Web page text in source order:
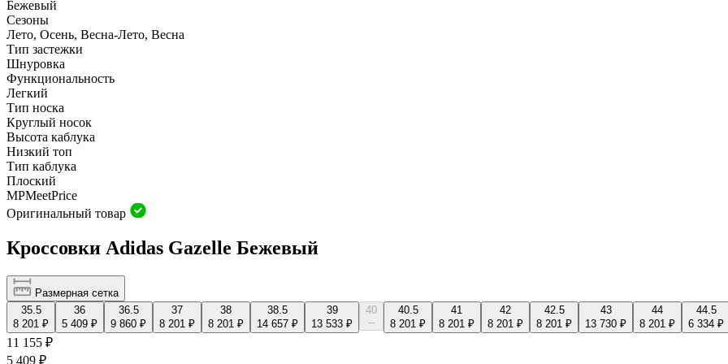
Бежевый
Сезоны
Лето, Осень, Весна-Лето, Весна
Тип застежки
Шнуровка
Функциональность
Легкий
Тип носка
Круглый носок
Высота каблука
Низкий топ
Тип каблука
Плоский
MPMeetPrice
Оригинальный товар
Кроссовки Adidas Gazelle Бежевый
Размерная сетка
35.5
8 201 ₽
36
5 409 ₽
36.5
9 860 ₽
37
8 201 ₽
38
8 201 ₽
38.5
14 657 ₽
39
13 533 ₽
40
--
40.5
8 201 ₽
41
8 201 ₽
42
8 201 ₽
42.5
8 201 ₽
43
13 730 ₽
44
8 201 ₽
44.5
6 334 ₽
11 155 ₽
5 409 ₽